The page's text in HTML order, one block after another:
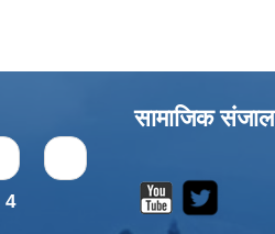
4
सामाजिक संजाल